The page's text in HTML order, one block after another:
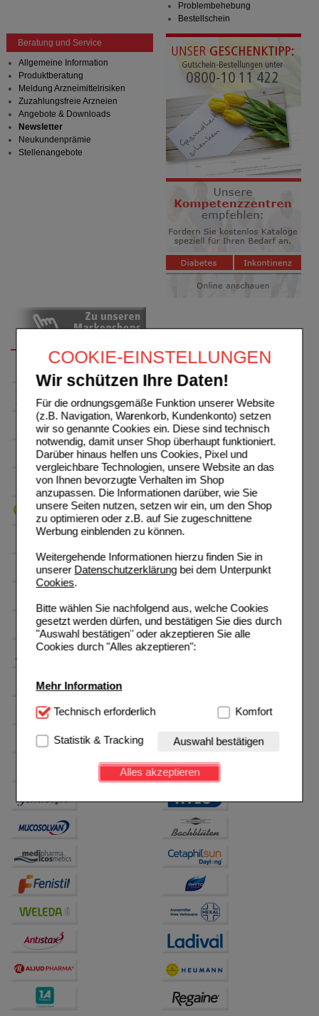
COOKIE-EINSTELLUNGEN
Wir schützen Ihre Daten!
Für die ordnungsgemäße Funktion unserer Website
(z.B. Navigation, Warenkorb, Kundenkonto) setzen
wir so genannte Cookies ein. Diese sind technisch
notwendig, damit unser Shop überhaupt funktioniert.
Darüber hinaus helfen uns Cookies, Pixel und
vergleichbare Technologien, unsere Website an das
von Ihnen bevorzugte Verhalten im Shop
anzupassen. Die Informationen darüber, wie Sie
unsere Seiten nutzen, setzen wir ein, um den Shop
zu optimieren oder z.B. auf Sie zugeschnittene
Werbung einblenden zu können.
Weitergehende Informationen hierzu finden Sie in
unserer Datenschutzerklärungbei dem Unterpunkt
Cookies.
Bitte wählen Sie nachfolgend aus, welche Cookies
gesetzt werden dürfen, und bestätigen Sie dies durch
"Auswahl bestätigen" oder akzeptieren Sie alle
Cookies durch "Alles akzeptieren":
Mehr Information
Technisch Notwendig:Hierbei handelt es sich um
Website notwendig sind (z.B. Navigation, Warenkorb,
Kundenkonto), weshalb auf diese nicht verzichtet
werden kann.
Einkaufserlebnis noch ansprechender zu gestalten,
Besuchers oder unsere Seite an bevorzugte
Verhaltensweisen (z.B. Spracheinstellung)
anzupassen. Komfort-Cookies ermöglichen es uns
auch auf Ihre Bedürfnisse zugeschrittene Inhalte
anzuzeigen und unser Partnerprogramm zu
betreiben.
Statistik & Tracking:
Hierüber lassen sich
Informationen über die Art und Weise der Nutzung
unserer Website sammeln, mit deren Hilfe wir unsere
auf unserer Website aber auch die Werbung auf
Drittseiten möglichst relevant für Sie zu gestalten.
Bitte beachten Sie, dass Daten hierfür teilweise an
Dritte wie z.B. Google oder soziale Medien
Technisch erforderlich Komfort
Statistik & Tracking Auswahl bestätigen
Alles akzeptieren
Problembehebung
Bestellschein
Beratung und Service
Allgemeine Information
Produktberatung
Meldung Arzneimittelrisiken
Zuzahlungsfreie Arzneien
Angebote & Downloads
Newsletter
Neukundenprämie
Stellenangebote